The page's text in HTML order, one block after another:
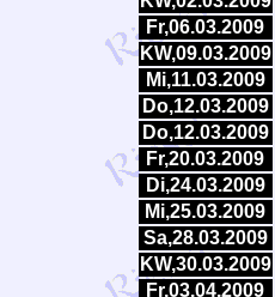
Fr,06.03.2009
KW,09.03.2009
Mi,11.03.2009
Do,12.03.2009
Do,12.03.2009
Fr,20.03.2009
Di,24.03.2009
Mi,25.03.2009
Sa,28.03.2009
KW,30.03.2009
Fr,03.04.2009